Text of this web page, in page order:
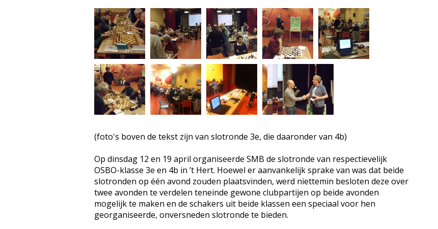
(foto's boven de tekst zijn van slotronde 3e, die daaronder van 4b)
Op dinsdag 12 en 19 april organiseerde SMB de slotronde van respectievelijk
OSBO-klasse 3e en 4b in ’t Hert. Hoewel er aanvankelijk sprake van was dat beide
slotronden op één avond zouden plaatsvinden, werd niettemin besloten deze over
twee avonden te verdelen teneinde gewone clubpartijen op beide avonden
mogelijk te maken en de schakers uit beide klassen een speciaal voor hen
georganiseerde, onversneden slotronde te bieden.